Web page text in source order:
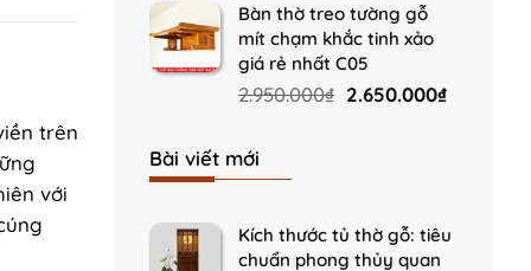
was:
17.500.000₫.
is:
15.500.000₫.
Bàn thờ treo tường gỗ
mít chạm khắc tinh xảo
giá rẻ nhất C05
2.950.000₫ Original
2.650.000₫Current
Bài viết mới
Kích thước tủ thờ gỗ: tiêu
chuẩn phong thủy quan
trên
với